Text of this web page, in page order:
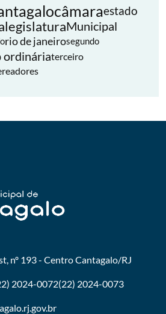
câmaraestado
legislaturaMunicipal
rio de janeirosegundo
ordináriaterceiro
nº 193 - CentroCantagalo/RJ
2024-0072(22) 2024-0073